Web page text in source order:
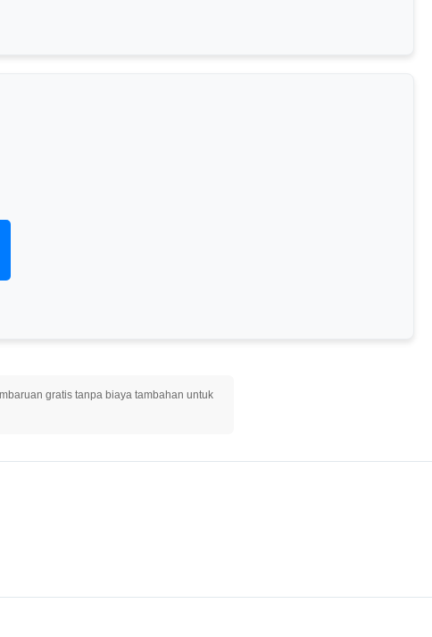
gratis tanpa biaya tambahan untuk